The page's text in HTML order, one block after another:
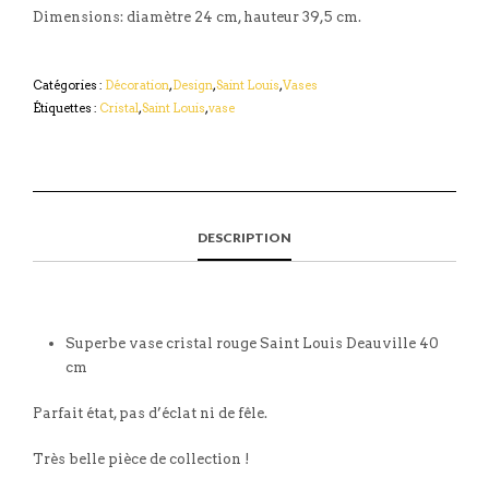
Dimensions: diamètre 24 cm, hauteur 39,5 cm.
Catégories : Décoration,Design,Saint Louis,Vases
Étiquettes : Cristal,Saint Louis,vase
DESCRIPTION
Superbe vase cristal rouge Saint Louis Deauville 40
cm
Parfait état, pas d’éclat ni de fêle.
Très belle pièce de collection !